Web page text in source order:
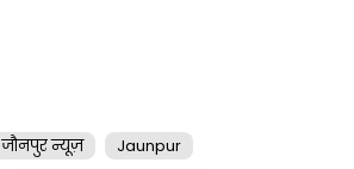
जौनपुर न्यूज़
Jaunpur